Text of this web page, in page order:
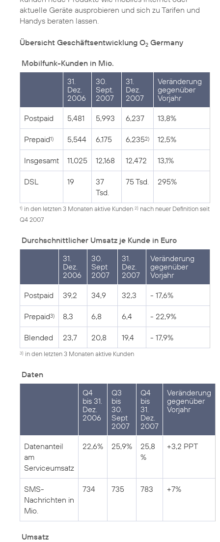
aktuelle Geräte ausprobieren und sich zu Tarifen und
Handys beraten lassen.
Übersicht Geschäftsentwicklung O2 Germany
Mobilfunk-Kunden in Mio.
31.
Dez.
2006
30.
Sept.
2007
31.
Dez.
2007
Veränderung
gegenüber
Vorjahr
Postpaid 5,481 5,993 6,237 13,8%
Prepaid1) 5,544 6,175 6,2352) 12,5%
Insgesamt 11,025 12,168 12,472 13,1%
DSL 19
37
Tsd.
75 Tsd. 295%
1) in den letzten 3 Monaten aktive Kunden 2) nach neuer Definition seit
Q4 2007
Durchschnittlicher Umsatz je Kunde in Euro
31.
Dez.
2006
30.
Sept
2007
31.
Dez.
2007
Veränderung
gegenüber
Vorjahr
Postpaid 39,2 34,9 32,3 - 17,6%
Prepaid3) 8,3 6,8 6,4 - 22,9%
Blended 23,7 20,8 19,4 - 17,9%
3) in den letzten 3 Monaten aktive Kunden
Daten
Q4
bis 31.
Dez.
2006
Q3
bis
30.
Sept
2007
Q4
bis
31.
Dez.
2007
Veränderung
gegenüber
Vorjahr
Datenanteil
am
Serviceumsatz
22,6% 25,9%
25,8
%
+3,2 PPT
SMS-
Nachrichten in
Mio.
734 735 783 +7%
Umsatz